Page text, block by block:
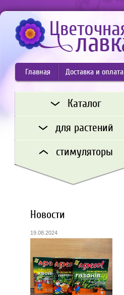
Главная Доставка и оплата
Каталог
для растений
стимуляторы
Новости
19.08.2024